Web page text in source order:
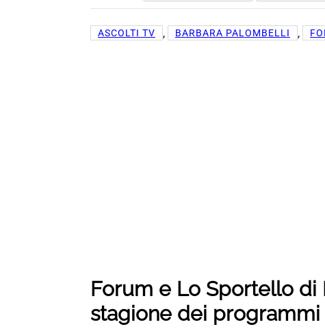
ASCOLTI TV , BARBARA PALOMBELLI ,
Forum e Lo Sportello di
stagione dei